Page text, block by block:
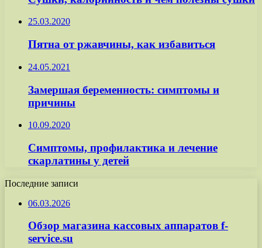
25.03.2020
Пятна от ржавчины, как избавиться
24.05.2021
Замершая беременность: симптомы и
причины
10.09.2020
Симптомы, профилактика и лечение
скарлатины у детей
Последние записи
06.03.2026
Обзор магазина кассовых аппаратов f-
service.su